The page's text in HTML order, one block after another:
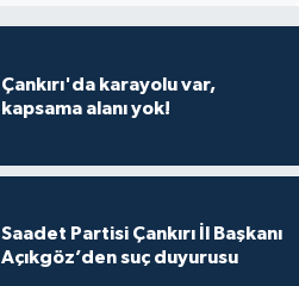
Çankırı'da karayolu var,
kapsama alanı yok!
Saadet Partisi Çankırı İl Başkanı
Açıkgöz’den suç duyurusu